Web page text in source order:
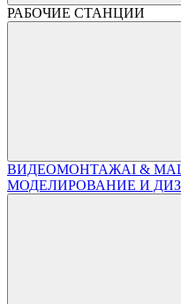
РАБОЧИЕ СТАНЦИИ
ВИДЕОМОНТАЖAI &
МОДЕЛИРОВАНИЕ И